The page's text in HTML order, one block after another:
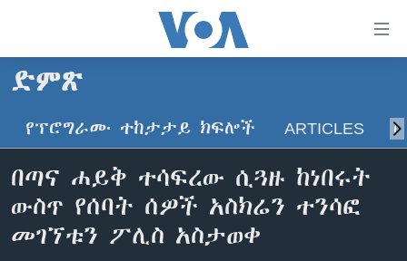
ማገናኛዎች
ዋናው
ይዘት
ወደ
ዋናው
ይዘት
ዜና
ኢትዮጵያ
አሜሪካ
ኑሮ በጤንነት
ከምሽቱ ሦስት ሰዓት የአማርኛ ዜና
ቪዲዮ
ድምጽ
የፕሮግራሙ ተከታታይ ክፍሎች ARTICLES
በጣና ሐይቅ ተሳፍረው ሲጓዙ ከነበሩት
ውስጥ የሰባት ሰዎች አስክሬን ተንሳፎ
መገኘቱን ፖሊስ አስታወቀ